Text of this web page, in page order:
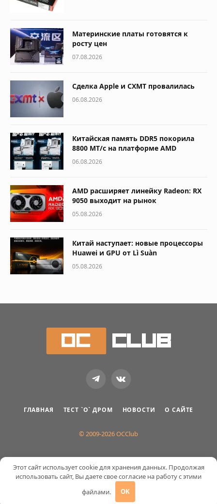
Материнские платы готовятся к
росту цен
07.08.2026
Сделка Apple и CXMT провалилась
06.08.2026
Китайская память DDR5 покорила
8800 МТ/с на платформе AMD
06.08.2026
AMD расширяет линейку Radeon: RX
9050 выходит на рынок
05.08.2026
Китай наступает: новые процессоры
Huawei и GPU от Lì Suàn
05.08.2026
TelegramVKontakte
ГЛАВНАЯ ТЕСТ `О` ДРОМ НОВОСТИ О САЙТЕ
© 2009-2026 OCClub
Этот сайт использует cookie для хранения данных. Продолжая
использовать сайт, Вы даете свое согласие на работу с этими
файлами.
OK